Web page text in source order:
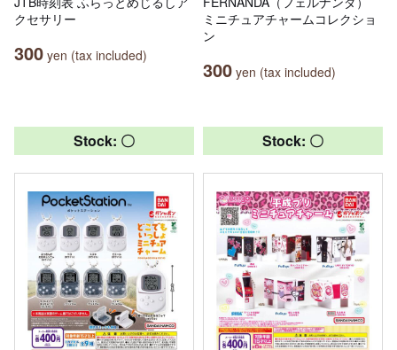
クセサリー
300 yen (tax included)
ミニチュアチャームコレクショ
ン
300 yen (tax included)
Stock: 〇 Stock: 〇